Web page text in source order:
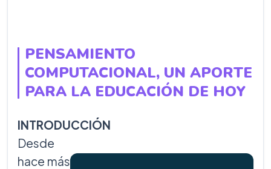
PENSAMIENTO
COMPUTACIONAL, UN APORTE
PARA LA EDUCACIÓN DE HOY
INTRODUCCIÓN
Desde
hace más